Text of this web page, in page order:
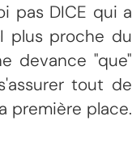
pas DICE qui a
plus proche du
devance "que"
tout de
première place.